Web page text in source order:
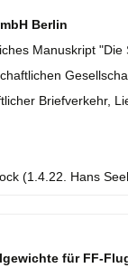
Berlin
Manuskript
Briefverkehr,
(1.4.22. Hans
für FF-